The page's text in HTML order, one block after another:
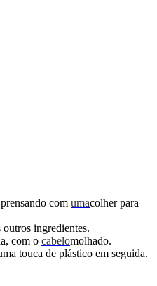
com umacolher para
ingredientes.
com o cabelomolhado.
touca de plástico em seguida.